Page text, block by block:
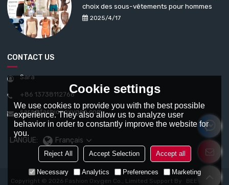
2025/4/17
choix des sous-vêtements pour hommes
CONTACT US
Sara
+86 13738112766
sara@fashionoxygen.com
LANGUE: Français
Copyright © 2026 Fashion Oxygen Co., Limited Support By BEE Cloud
Cookie settings
We use cookies to provide you with the best possible
experience. They also allow us to analyze user
behavior in order to constantly improve the website for
you.
Reject All Accept Selection Accept all
Necessary Analytics Preferences Marketing